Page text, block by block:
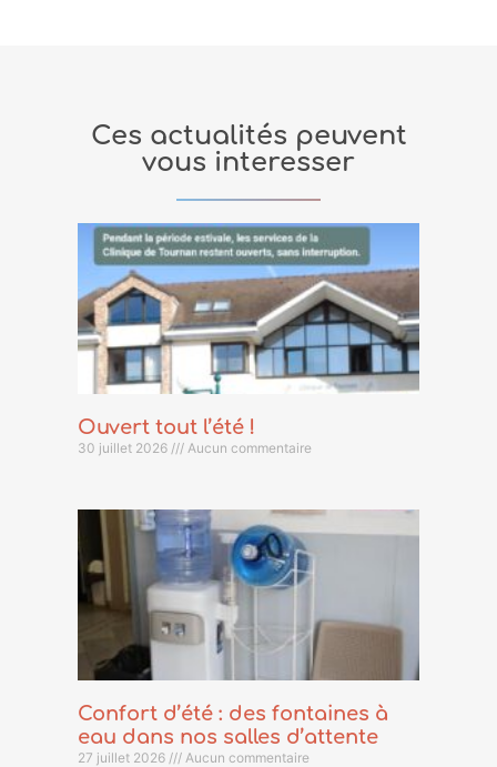
Ces actualités peuvent
vous interesser
Ouvert tout l’été !
30 juillet 2026 Aucun commentaire
Confort d’été : des fontaines à
eau dans nos salles d’attente
27 juillet 2026 Aucun commentaire